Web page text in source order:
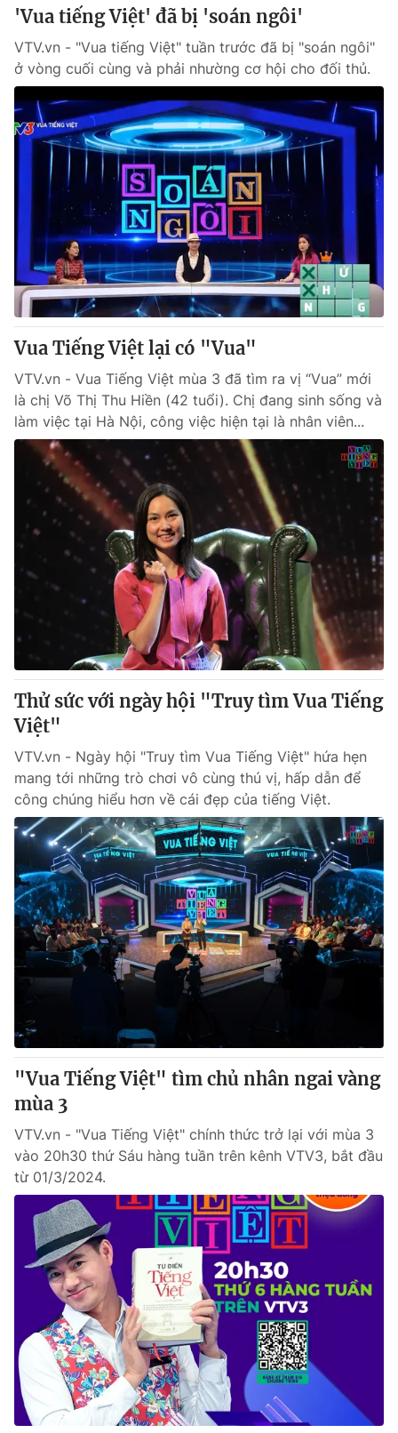
'Vua tiếng Việt' đã bị 'soán ngôi'
VTV.vn - "Vua tiếng Việt" tuần trước đã bị "soán ngôi"
ở vòng cuối cùng và phải nhường cơ hội cho đối thủ.
Vua Tiếng Việt lại có "Vua"
VTV.vn - Vua Tiếng Việt mùa 3 đã tìm ra vị “Vua” mới
là chị Võ Thị Thu Hiền (42 tuổi). Chị đang sinh sống và
làm việc tại Hà Nội, công việc hiện tại là nhân viên...
Thử sức với ngày hội "Truy tìm Vua Tiếng
Việt"
VTV.vn - Ngày hội "Truy tìm Vua Tiếng Việt" hứa hẹn
mang tới những trò chơi vô cùng thú vị, hấp dẫn để
công chúng hiểu hơn về cái đẹp của tiếng Việt.
"Vua Tiếng Việt" tìm chủ nhân ngai vàng
mùa 3
VTV.vn - "Vua Tiếng Việt" chính thức trở lại với mùa 3
vào 20h30 thứ Sáu hàng tuần trên kênh VTV3, bắt đầu
từ 01/3/2024.